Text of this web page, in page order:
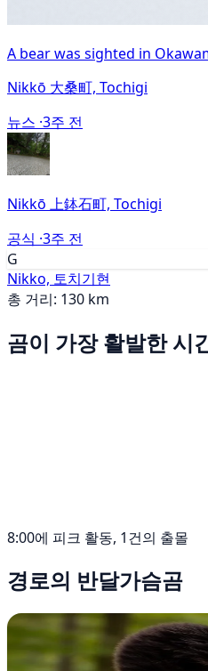
A bear was sighted in
Nikkō 大桑町, Tochigi
뉴스 ·3주 전
Nikkō 上鉢石町, Tochigi
공식 ·3주 전
G
Nikko, 토치기현
총 거리: 130 km
곰이 가장 활발한 시
8:00에 피크 활동, 1건의 출몰
경로의 반달가슴곰